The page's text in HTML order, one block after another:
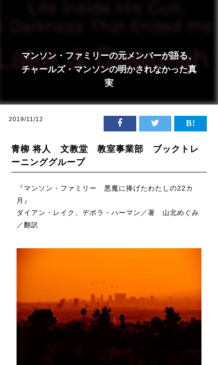
マンソン・ファミリーの元メンバーが語る、
チャールズ・マンソンの明かされなかった真
実
2019/11/12
青柳 将人 文教堂 教室事業部 ブックトレ
ーニンググループ
『マンソン・ファミリー 悪魔に捧げたわたしの22カ
月』
ダイアン・レイク、デボラ・ハーマン／著 山北めぐみ
／翻訳